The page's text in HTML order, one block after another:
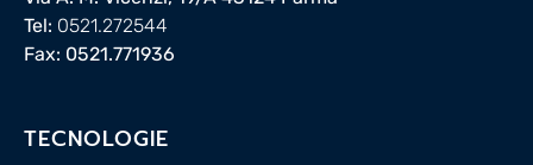
Tel: 0521.272544
Fax: 0521.771936
TECNOLOGIE